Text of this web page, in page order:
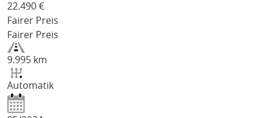
22.490 €
Fairer Preis
Fairer Preis
9.995 km
Automatik